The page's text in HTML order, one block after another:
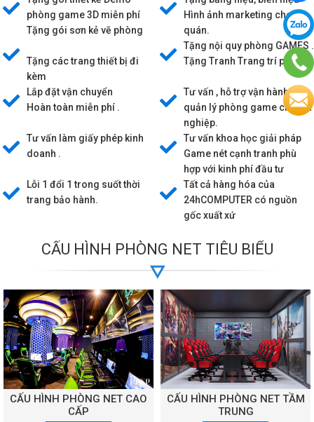
phòng game 3D miễn phí
Tặng gói sơn kẻ vẽ phòng
Hình ảnh marketing cho
quán.
Tặng các trang thiết bị đi
kèm
Tặng nội quy phòng GAMES .
Tặng Tranh Trang trí phòng.
Lắp đặt vận chuyển
Hoàn toàn miễn phí .
Tư vấn , hỗ trợ vận hành,
quản lý phòng game chuyên
nghiệp.
Tư vấn làm giấy phép kinh
doanh .
Tư vấn khoa học giải pháp
Game nét cạnh tranh phù
hợp với kinh phí đầu tư
Lỗi 1 đổi 1 trong suốt thời
trang bảo hành.
Tất cả hàng hóa của
24hCOMPUTER có nguồn
gốc xuất xứ
HÀNH rõ ràng.
CẤU HÌNH PHÒNG NET TIÊU BIỂU
CẤU HÌNH PHÒNG NET CAO
CẤP
CẤU HÌNH PHÒNG NET TẦM
TRUNG